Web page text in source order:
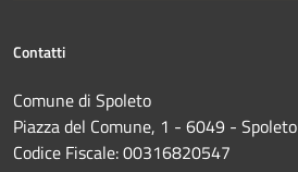
Contatti
Comune di Spoleto
Piazza del Comune, 1 - 6049 - Spoleto
Codice Fiscale: 00316820547